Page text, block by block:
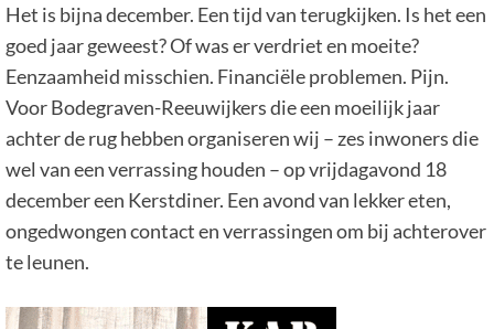
Het is bijna december. Een tijd van terugkijken. Is het een
goed jaar geweest? Of was er verdriet en moeite?
Eenzaamheid misschien. Financiële problemen. Pijn.
Voor Bodegraven-Reeuwijkers die een moeilijk jaar
achter de rug hebben organiseren wij – zes inwoners die
wel van een verrassing houden – op vrijdagavond 18
december een Kerstdiner. Een avond van lekker eten,
ongedwongen contact en verrassingen om bij achterover
te leunen.